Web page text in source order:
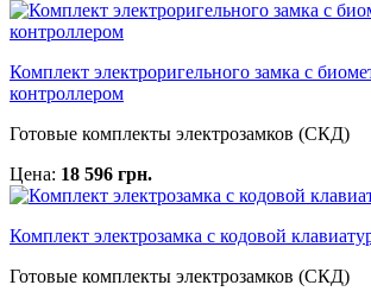
Комплект электроригельного замка с
контроллером
Готовые комплекты электрозамков (СКД)
Цена: 18 596 грн.
Комплект электрозамка с кодовой
Готовые комплекты электрозамков (СКД)